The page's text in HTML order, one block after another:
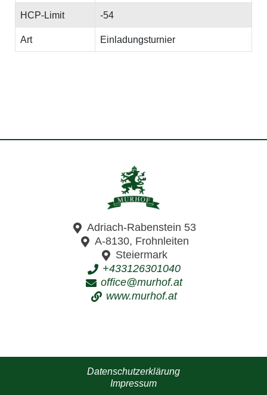
HCP-Limit -54
Art Einladungsturnier
Adriach-Rabenstein 53
A-8130, Frohnleiten
Steiermark
+433126301040
office@murhof.at
www.murhof.at
Datenschutzerklärung
Impressum